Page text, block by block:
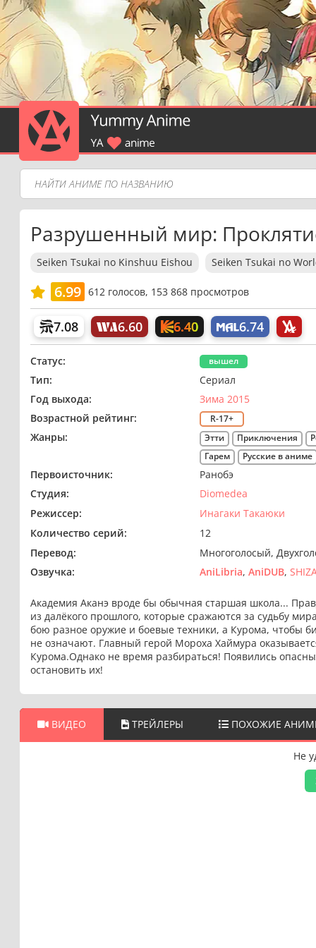
Разрушенный мир:
Seiken Tsukai no Kinshuu Eishou Seiken Tsukai no
6.99 612голосов, 153 868 просмотров
7.08 6.60 6.40 6.74
Статус: вышел
Тип:
Сериал
Год выхода:
Зима 2015
Возрастной рейтинг:
R-17+
Жанры: Этти Приключения
Гарем
Русские в аниме
Первоисточник:
Ранобэ
Студия:
Diomedea
Режиссер:
Инагаки Такаюки
Количество серий:
12
Перевод:
Многоголосый
Озвучка:
AniLibria AniDUB
Академия Аканэ вроде бы обычная старшая школа...
из далёкого прошлого, которые сражаются за судьбу
бою разное оружие и боевые техники, а Курома, чтобы
не означают. Главный герой Мороха Хаймура
Курома.Однако не время разбираться! Появились
остановить их!
ВИДЕО ТРЕЙЛЕРЫ ПОХОЖИЕ
Не